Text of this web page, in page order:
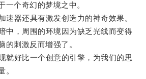
一个奇幻的梦境之中。
器还具有激发创造力的神奇效果。
，周围的环境因为缺乏光线而变得
的刺激反而增强了。
好比一个创意的引擎，为我们的思
。